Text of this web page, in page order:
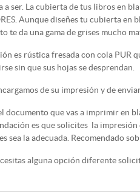
a ser. La cubierta de tus libros en
Aunque diseñes tu cubierta en
te da una gama de grises mucho
es rústica fresada con cola PUR
sin que sus hojas se desprendan.
de su impresión y de
documento que vas a imprimir en
es que solicites la
sea la adecuada. Recomendado
alguna opción diferente